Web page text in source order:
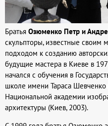
Братья Озюменко Петр и
скульпторы, известные своим
подходом к созданию
будущие мастера в Киеве в
начался с обучения в
школе имени Тараса
Национальной академии
архитектуры (Киев, 2003).